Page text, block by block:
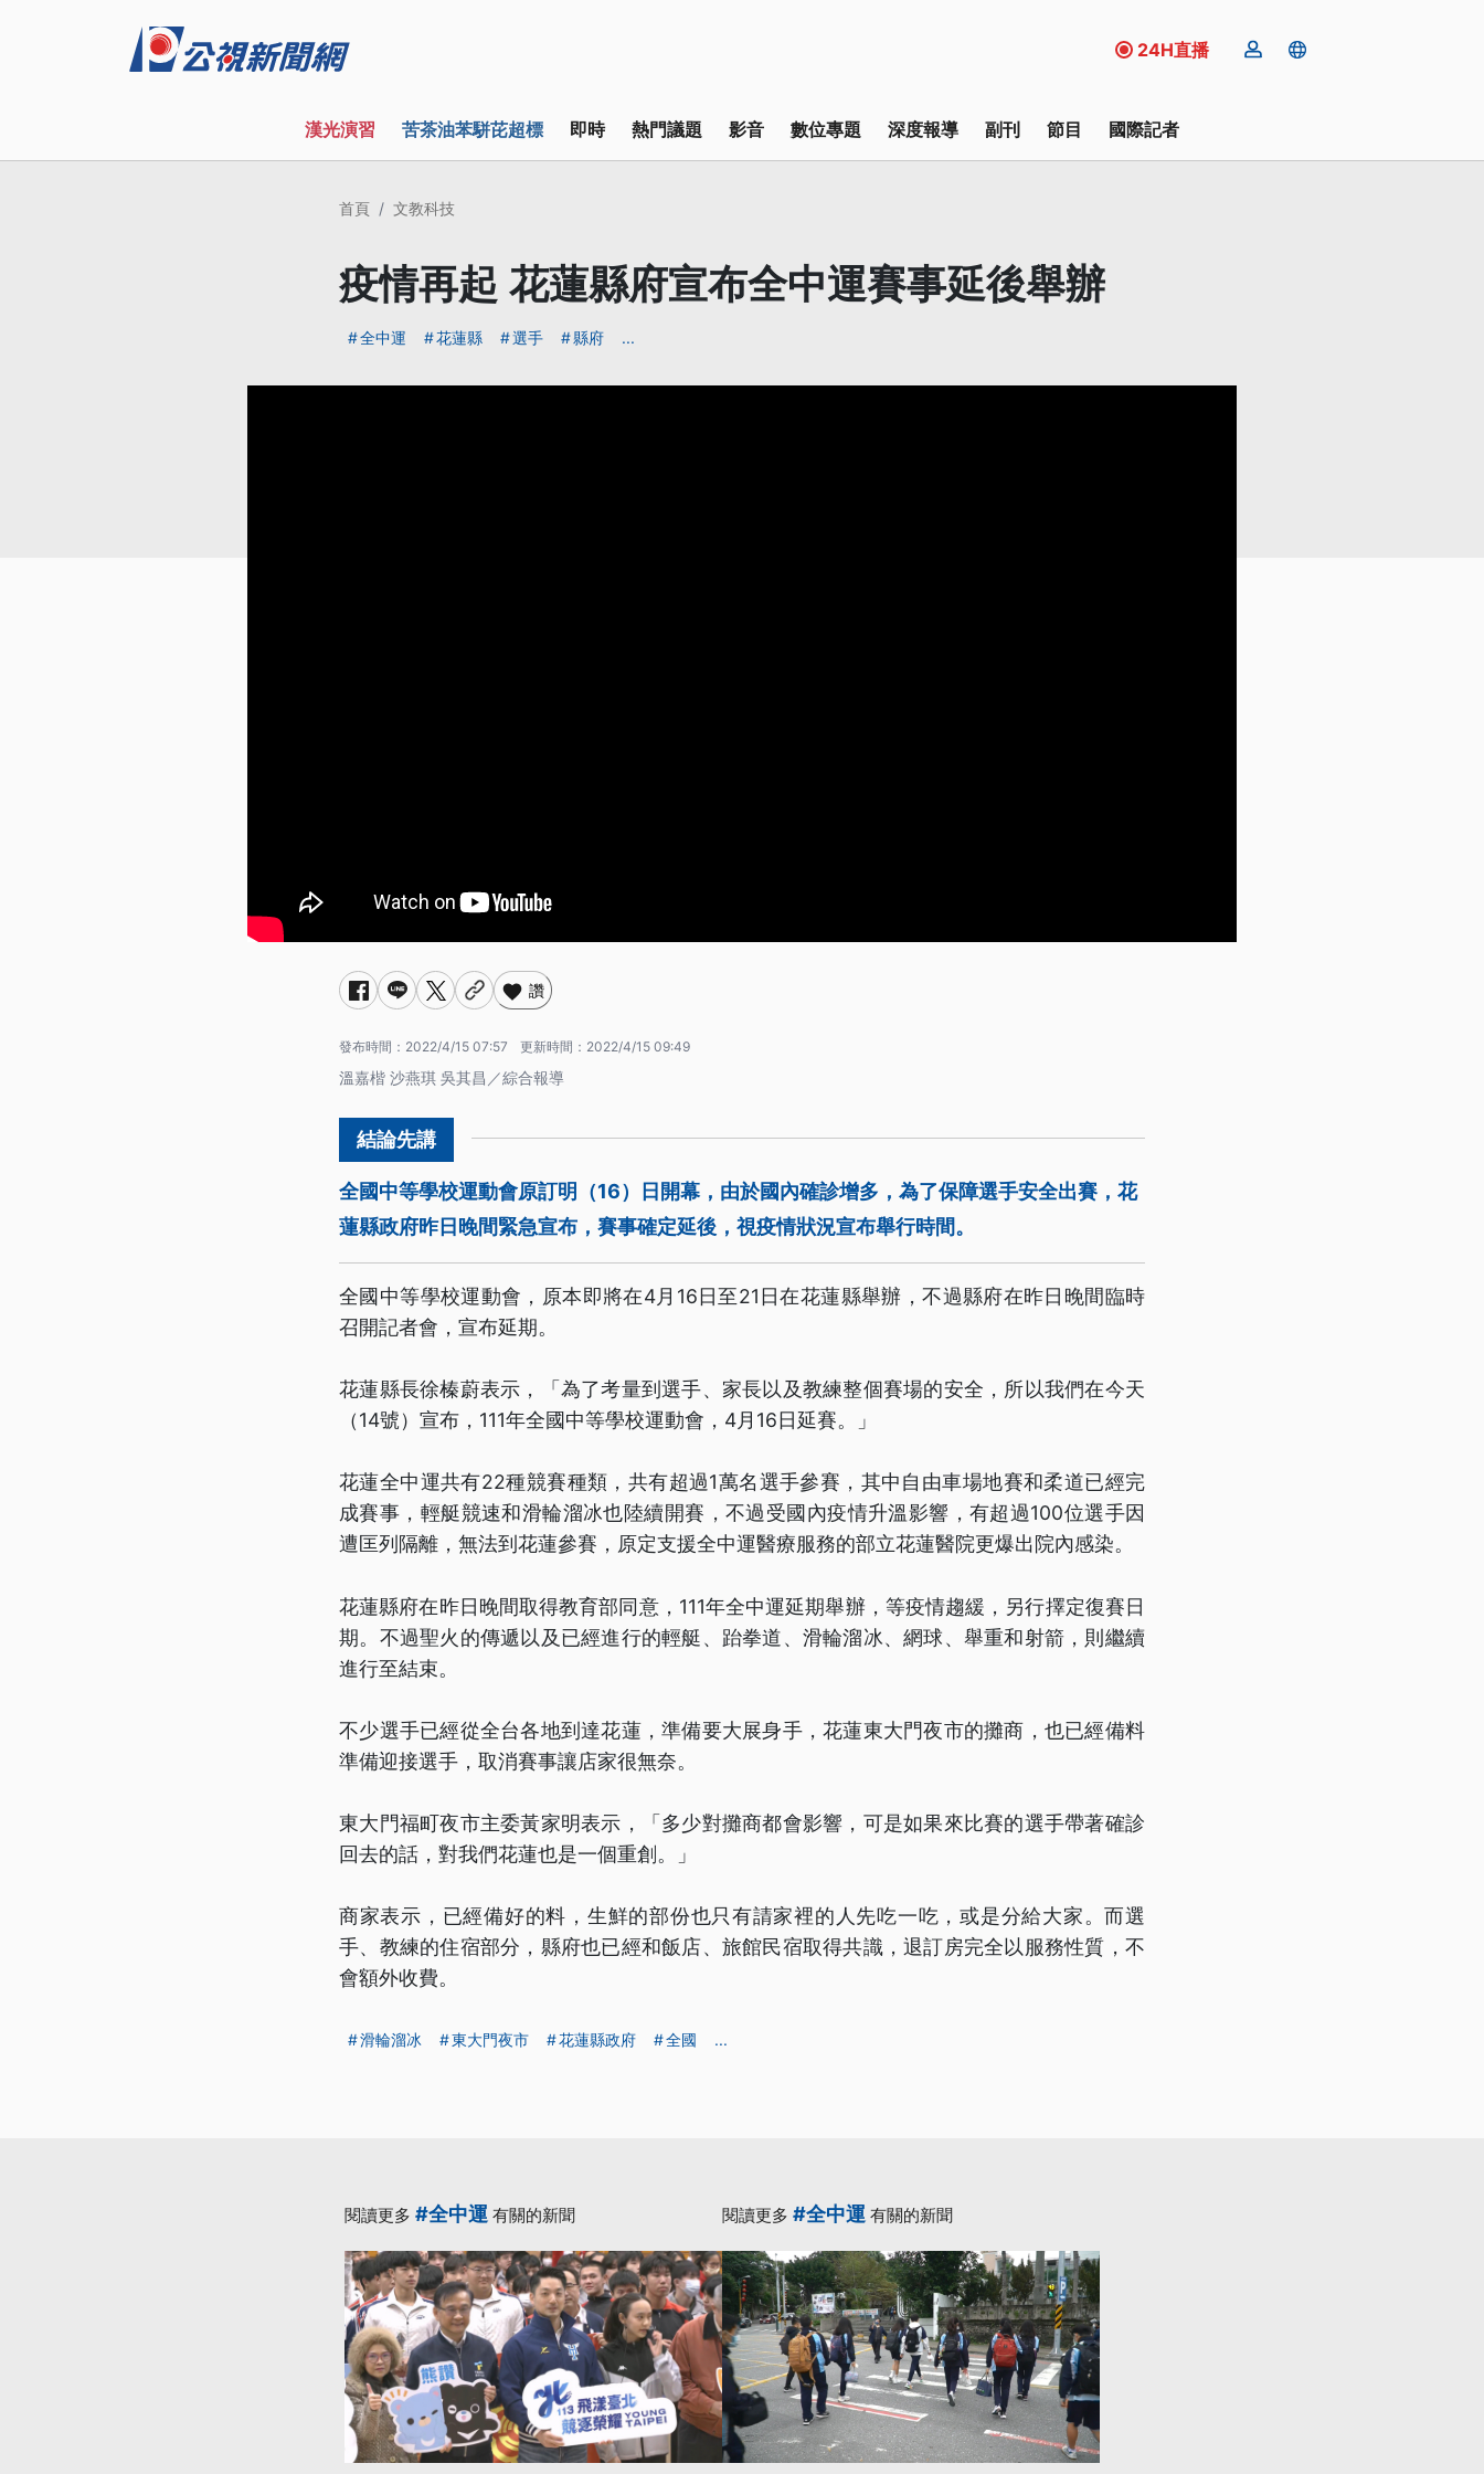
24H直播
漢光演習 苦茶油苯駢芘超標 即時 熱門議題 影音 數位專題 深度報導 副刊 節目 國際記者
首頁 文教科技
疫情再起 花蓮縣府宣布全中運賽事延後舉辦
全中運 花蓮縣 選手 縣府 ...
讚
發布時間： 2022/4/15 07:57 更新時間： 2022/4/15 09:49
溫嘉楷 沙燕琪 吳其昌／綜合報導
全國中等學校運動會原訂明（16）日開幕，由於國內確診增多，為了保障選手安全出賽，花
蓮縣政府昨日晚間緊急宣布，賽事確定延後，視疫情狀況宣布舉行時間。
全國中等學校運動會，原本即將在4月16日至21日在花蓮縣舉辦，不過縣府在昨日晚間臨時
召開記者會，宣布延期。
花蓮縣長徐榛蔚表示，「為了考量到選手、家長以及教練整個賽場的安全，所以我們在今天
（14號）宣布，111年全國中等學校運動會，4月16日延賽。」
花蓮全中運共有22種競賽種類，共有超過1萬名選手參賽，其中自由車場地賽和柔道已經完
成賽事，輕艇競速和滑輪溜冰也陸續開賽，不過受國內疫情升溫影響，有超過100位選手因
遭匡列隔離，無法到花蓮參賽，原定支援全中運醫療服務的部立花蓮醫院更爆出院內感染。
花蓮縣府在昨日晚間取得教育部同意，111年全中運延期舉辦，等疫情趨緩，另行擇定復賽日
期。不過聖火的傳遞以及已經進行的輕艇、跆拳道、滑輪溜冰、網球、舉重和射箭，則繼續
進行至結束。
不少選手已經從全台各地到達花蓮，準備要大展身手，花蓮東大門夜市的攤商，也已經備料
準備迎接選手，取消賽事讓店家很無奈。
東大門福町夜市主委黃家明表示，「多少對攤商都會影響，可是如果來比賽的選手帶著確診
回去的話，對我們花蓮也是一個重創。」
商家表示，已經備好的料，生鮮的部份也只有請家裡的人先吃一吃，或是分給大家。而選
手、教練的住宿部分，縣府也已經和飯店、旅館民宿取得共識，退訂房完全以服務性質，不
會額外收費。
滑輪溜冰 東大門夜市 花蓮縣政府 全國 ...
閱讀更多 #全中運 有關的新聞 閱讀更多 #全中運 有關的新聞